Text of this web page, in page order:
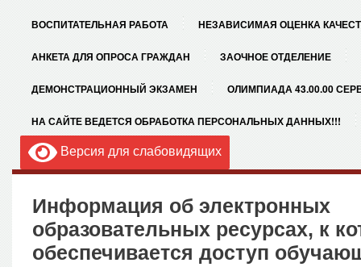
ВОСПИТАТЕЛЬНАЯ РАБОТА НЕЗАВИСИМАЯ ОЦЕНКА
АНКЕТА ДЛЯ ОПРОСА ГРАЖДАН ЗАОЧНОЕ ОТДЕЛЕНИЕ
ДЕМОНСТРАЦИОННЫЙ ЭКЗАМЕН ОЛИМПИАДА 43.00.00
НА САЙТЕ ВЕДЕТСЯ ОБРАБОТКА ПЕРСОНАЛЬНЫХ ДАННЫХ!!!
Версия для слабовидящих
Информация об электронных
образовательных ресурсах, к
обеспечивается доступ